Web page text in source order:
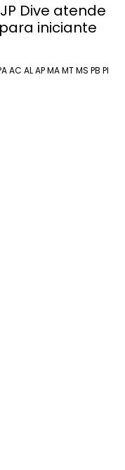
Dive atende
iniciante
AC ALAPMAMTMS PB PI